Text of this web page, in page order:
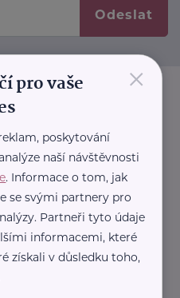
Odeslat
×
pro vaše
poskytování
naší návštěvnosti
. Informace o tom, jak
se svými partnery pro
Partneři tyto údaje
informacemi, které
získali v důsledku toho,